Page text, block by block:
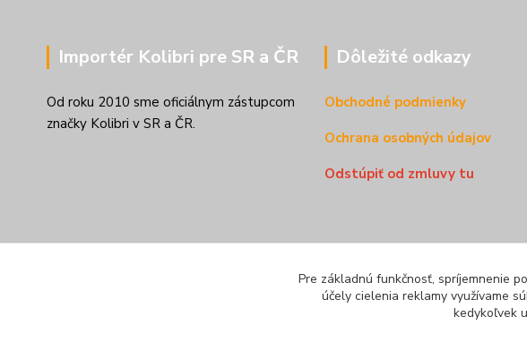
Importér Kolibri pre SR a ČR
Od roku 2010 sme oficiálnym zástupcom
značky Kolibri v SR a ČR.
Dôležité odkazy
Obchodné podmienky
Ochrana osobných údajov
Odstúpiť od zmluvy tu
Pre základnú funkčnosť, spríjemnenie
účely cielenia reklamy využívame
kedykoľvek